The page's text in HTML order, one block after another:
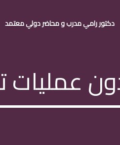
دكتور رامي مدرب و محاضر دولي معتمد
عمليات